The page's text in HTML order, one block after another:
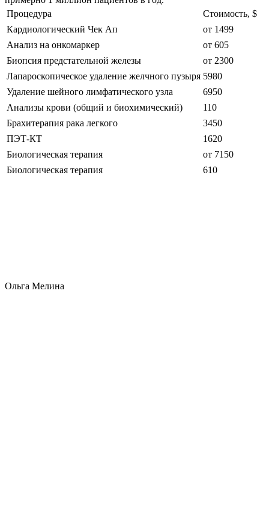
Процедура
Стоимость, $
Кардиологический Чек Ап
от 1499
Анализ на онкомаркер
от 605
Биопсия предстательной железы
от 2300
Лапароскопическое удаление желчного пузыря 5980
Удаление шейного лимфатического узла
6950
Анализы крови (общий и биохимический)
110
Брахитерапия рака легкого
3450
ПЭТ-КТ
1620
Биологическая терапия
от 7150
Биологическая терапия
610
Ольга Мелина